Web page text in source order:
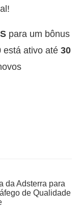
para um bônus
está ativo até 30
da Adsterra para
de Qualidade